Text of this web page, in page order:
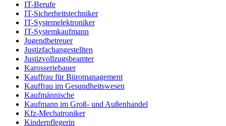
IT-Berufe
IT-Sicherheitstechniker
IT-Systemelektroniker
IT-Systemkaufmann
Jugendbetreuer
Justizfachangestellten
Justizvollzugsbeamter
Karosseriebauer
Kauffrau für Büromanagement
Kauffrau im Gesundheitswesen
Kaufmännische
Kaufmann im Groß- und Außenhandel
Kfz-Mechatroniker
Kinderpflegerin